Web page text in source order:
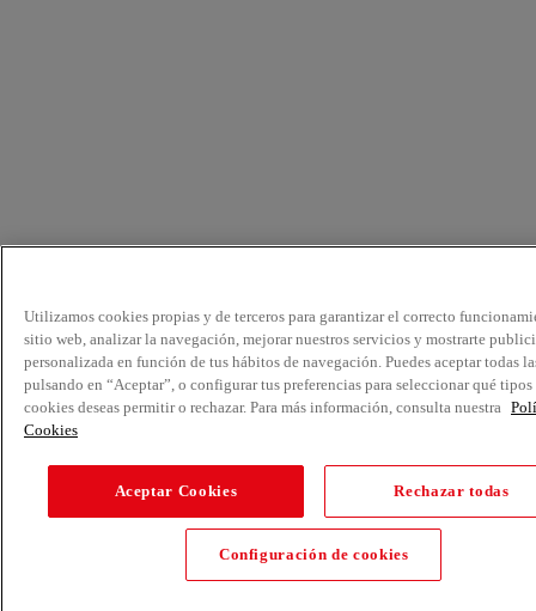
Utilizamos cookies propias y de terceros para garantizar el correcto
sitio web, analizar la navegación, mejorar nuestros servicios y mostrarte
personalizada en función de tus hábitos de navegación. Puedes aceptar todas
pulsando en “Aceptar”, o configurar tus preferencias para seleccionar qué tipos
cookies deseas permitir o rechazar. Para más información, consulta nuestra
Cookies
Aceptar Cookies Rechazar todas
Configuración de cookies